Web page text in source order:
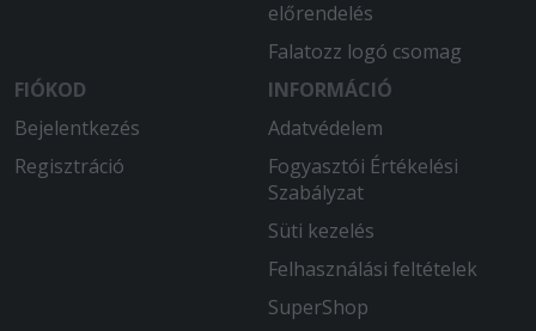
előrendelés
Falatozz logó csomag
FIÓKOD
Bejelentkezés
Regisztráció
INFORMÁCIÓ
Adatvédelem
Fogyasztói Értékelési
Szabályzat
Süti kezelés
Felhasználási feltételek
SuperShop